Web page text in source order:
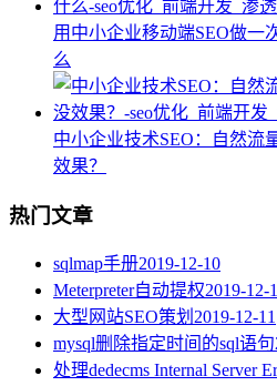
用中小企业移动端SEO做一
么
中小企业技术SEO：自然流
效果？
热门文章
sqlmap手册2019-12-10
Meterpreter自动提权2019-12-
大型网站SEO策划 2019-12-11
mysql删除指定时间的sql语句
处理dedecms Internal Server